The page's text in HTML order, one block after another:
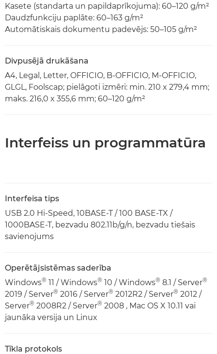
Kasete (standarta un papildaprīkojuma): 60–120 g/m²
Daudzfunkciju paplāte: 60–163 g/m²
Automātiskais dokumentu padevējs: 50–105 g/m²
Divpusējā drukāšana
A4, Legal, Letter, OFFICIO, B-OFFICIO, M-OFFICIO,
GLGL, Foolscap; pielāgoti izmēri: min. 210 x 279,4 mm;
maks. 216,0 x 355,6 mm; 60–120 g/m²
Interfeiss un programmatūra
Interfeisa tips
USB 2.0 Hi-Speed, 10BASE-T / 100 BASE-TX /
1000BASE-T, bezvadu 802.11b/g/n, bezvadu tiešais
savienojums
Operētājsistēmas saderība
Windows® 11 / Windows® 10 / Windows® 8.1 / Server®
2019 / Server® 2016 / Server® 2012R2 / Server® 2012 /
Server® 2008R2 / Server® 2008 , Mac OS X 10.11 vai
jaunāka versija un Linux
Tīkla protokols